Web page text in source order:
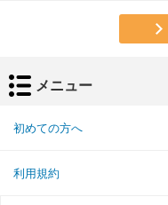
メニュー
初めての方へ
利用規約